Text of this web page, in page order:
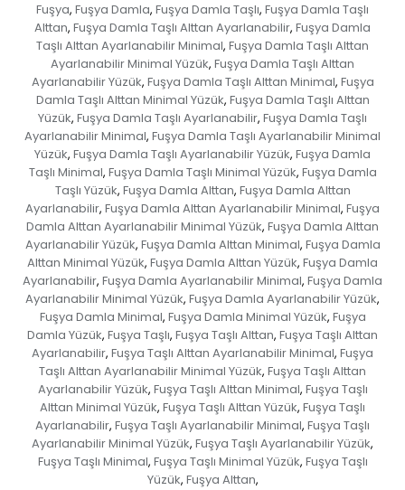
Fuşya, Fuşya Damla, Fuşya Damla Taşlı, Fuşya Damla Taşlı
Alttan, Fuşya Damla Taşlı Alttan Ayarlanabilir, Fuşya Damla
Taşlı Alttan Ayarlanabilir Minimal, Fuşya Damla Taşlı Alttan
Ayarlanabilir Minimal Yüzük, Fuşya Damla Taşlı Alttan
Ayarlanabilir Yüzük, Fuşya Damla Taşlı Alttan Minimal, Fuşya
Damla Taşlı Alttan Minimal Yüzük, Fuşya Damla Taşlı Alttan
Yüzük, Fuşya Damla Taşlı Ayarlanabilir, Fuşya Damla Taşlı
Ayarlanabilir Minimal, Fuşya Damla Taşlı Ayarlanabilir Minimal
Yüzük, Fuşya Damla Taşlı Ayarlanabilir Yüzük, Fuşya Damla
Taşlı Minimal, Fuşya Damla Taşlı Minimal Yüzük, Fuşya Damla
Taşlı Yüzük, Fuşya Damla Alttan, Fuşya Damla Alttan
Ayarlanabilir, Fuşya Damla Alttan Ayarlanabilir Minimal, Fuşya
Damla Alttan Ayarlanabilir Minimal Yüzük, Fuşya Damla Alttan
Ayarlanabilir Yüzük, Fuşya Damla Alttan Minimal, Fuşya Damla
Alttan Minimal Yüzük, Fuşya Damla Alttan Yüzük, Fuşya Damla
Ayarlanabilir, Fuşya Damla Ayarlanabilir Minimal, Fuşya Damla
Ayarlanabilir Minimal Yüzük, Fuşya Damla Ayarlanabilir Yüzük,
Fuşya Damla Minimal, Fuşya Damla Minimal Yüzük, Fuşya
Damla Yüzük, Fuşya Taşlı, Fuşya Taşlı Alttan, Fuşya Taşlı Alttan
Ayarlanabilir, Fuşya Taşlı Alttan Ayarlanabilir Minimal, Fuşya
Taşlı Alttan Ayarlanabilir Minimal Yüzük, Fuşya Taşlı Alttan
Ayarlanabilir Yüzük, Fuşya Taşlı Alttan Minimal, Fuşya Taşlı
Alttan Minimal Yüzük, Fuşya Taşlı Alttan Yüzük, Fuşya Taşlı
Ayarlanabilir, Fuşya Taşlı Ayarlanabilir Minimal, Fuşya Taşlı
Ayarlanabilir Minimal Yüzük, Fuşya Taşlı Ayarlanabilir Yüzük,
Fuşya Taşlı Minimal, Fuşya Taşlı Minimal Yüzük, Fuşya Taşlı
Yüzük, Fuşya Alttan,